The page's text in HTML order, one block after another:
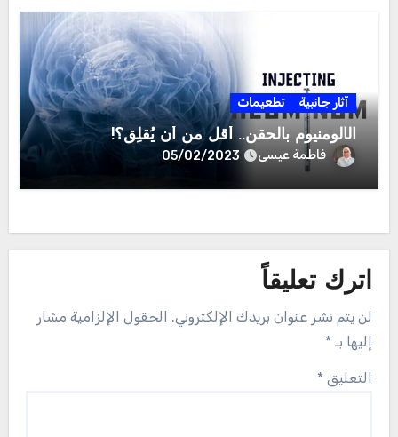
آثار جانبية تطعيمات
الألومنيوم بالحقن.. أقل من أن يُقلِق؟!
فاطمة عيسى 05/02/2023
اترك تعليقاً
لن يتم نشر عنوان بريدك الإلكتروني. الحقول الإلزامية مشار
إليها بـ *
التعليق *